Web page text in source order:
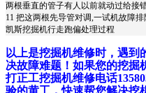
两根垂直的管子有人以前就动过给接
11 把这两根先导管对调,一试机故障排
凯斯挖掘机行走跑偏处理过程
以上是挖掘机维修时，遇到
决故障难题！如果您的挖掘
打正工挖掘机维修电话